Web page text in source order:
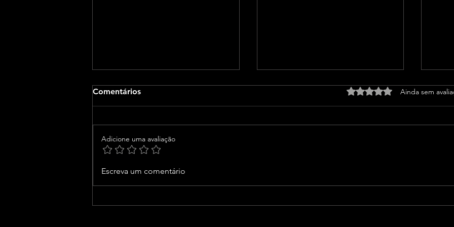
Ramon Fontana é o novo
Magalhães
Comentários Avaliado com 0 de 5
Ainda sem
Adicione uma avaliação
Escreva um comentário